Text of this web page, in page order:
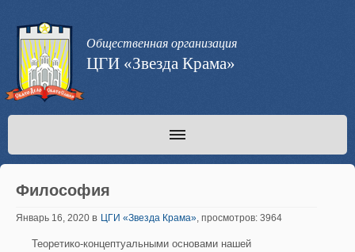
Общественная организация
ЦГИ «Звезда Крама»
Философия
Январь 16, 2020 в ЦГИ «Звезда Крама», просмотров: 3964
Теоретико-концептуальными основами нашей